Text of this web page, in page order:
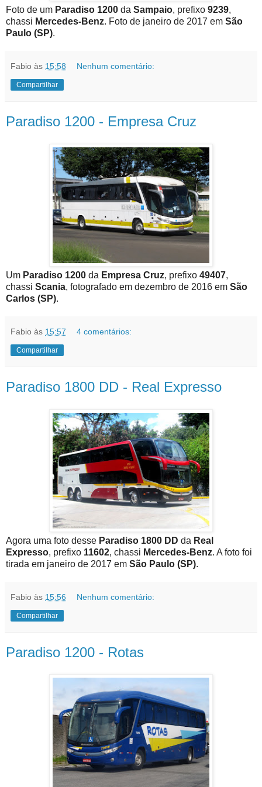
Foto de um Paradiso 1200 da Sampaio, prefixo 9239,
chassi Mercedes-Benz. Foto de janeiro de 2017 em São
Paulo (SP).
Fabio às 15:58 Nenhum comentário:
Compartilhar
Paradiso 1200 - Empresa Cruz
Um Paradiso 1200 da Empresa Cruz, prefixo 49407,
chassi Scania, fotografado em dezembro de 2016 em São
Carlos (SP).
Fabio às 15:57 4 comentários:
Compartilhar
Paradiso 1800 DD - Real Expresso
Agora uma foto desse Paradiso 1800 DD da Real
Expresso, prefixo 11602, chassi Mercedes-Benz. A foto foi
tirada em janeiro de 2017 em São Paulo (SP).
Fabio às 15:56 Nenhum comentário:
Compartilhar
Paradiso 1200 - Rotas